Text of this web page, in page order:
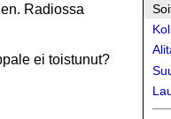
Radiossa
ei toistunut?